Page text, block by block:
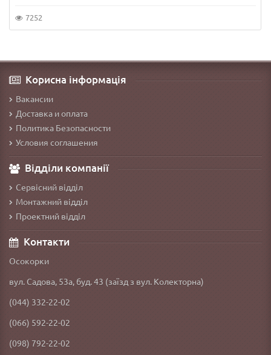
7252
Корисна інформація
Вакансии
Доставка и оплата
Политика Безопасности
Условия соглашения
Відділи компанії
Сервісний відділ
Монтажний відділ
Проектний відділ
Контакти
Осокорки
вул. Садова, 53а, буд. 43 (заїзд з вул. Колекторна)
(044) 332-22-02
(066) 592-22-02
(098) 792-22-02